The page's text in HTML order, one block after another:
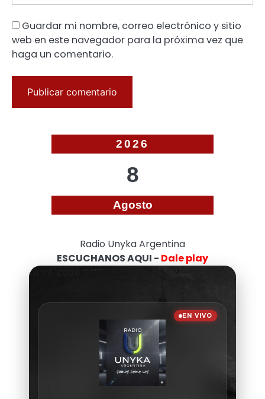
Guardar mi nombre, correo electrónico y sitio
web en este navegador para la próxima vez que
haga un comentario.
2026
8
Agosto
Radio Unyka Argentina
ESCUCHANOS AQUI - Dale play